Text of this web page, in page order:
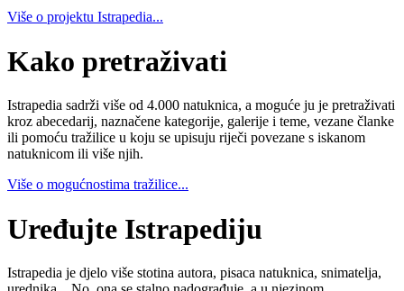
Više o projektu Istrapedia...
Kako pretraživati
Istrapedia sadrži više od 4.000 natuknica, a moguće ju je pretraživati
kroz abecedarij, naznačene kategorije, galerije i teme, vezane članke
ili pomoću tražilice u koju se upisuju riječi povezane s iskanom
natuknicom ili više njih.
Više o mogućnostima tražilice...
Uređujte Istrapediju
Istrapedia je djelo više stotina autora, pisaca natuknica, snimatelja,